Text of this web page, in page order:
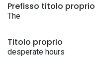
Prefisso titolo proprio
The
Titolo proprio
desperate hours